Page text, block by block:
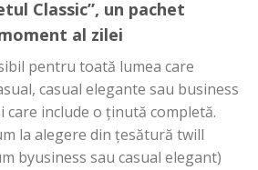
Classic”, un pachet
al zilei
pentru toată lumea care
casual elegante sau business
care include o ținută completă.
la alegere din țesătură twill
byusiness sau casual elegant)